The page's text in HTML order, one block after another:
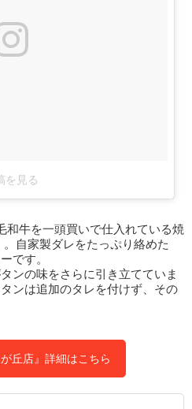
を見る
和牛を一頭買いで仕入れている焼
自家製ダレをたっぷり絡めた
です。
ンの味をさらに引き立てていま
ンは追加のタレを付けず、その
が丘店』詳細はこちら